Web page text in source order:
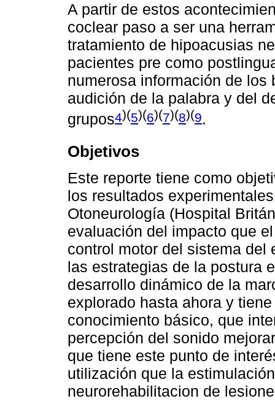
A partir de estos
coclear paso a ser una
tratamiento de hipoacusias
pacientes pre como
numerosa información de
audición de la palabra y del
grupos4)(5)(6)(7)(8)(9.
Objetivos
Este reporte tiene como
los resultados
Otoneurología (Hospital
evaluación del impacto que
control motor del sistema del
las estrategias de la postura
desarrollo dinámico de la
explorado hasta ahora y
conocimiento básico, que
percepción del sonido
que tiene este punto de
utilización que la
neurorehabilitacion de